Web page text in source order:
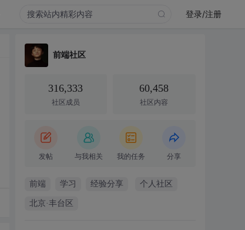
登录/注册
前端社区
316,333
社区成员
60,458
社区内容
发帖 与我相关 我的任务 分享
前端 学习 经验分享 个人社区
北京·丰台区